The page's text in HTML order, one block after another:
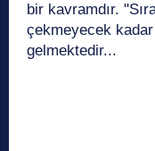
bir kavramdır.
çekmeyecek
gelmektedir...